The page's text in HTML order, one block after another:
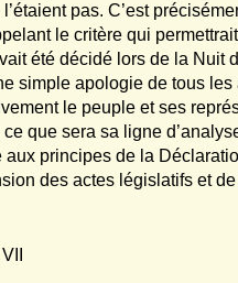
pas. C’est
le critère qui
été décidé lors de la Nuit
simple apologie de tous
le peuple et ses
que sera sa ligne
principes de la
des actes législatifs et